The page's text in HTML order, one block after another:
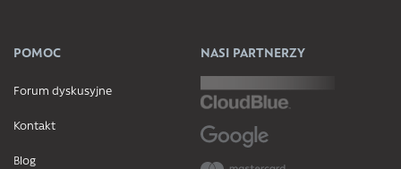
POMOC
Forum dyskusyjne
Kontakt
Blog
NASI PARTNERZY